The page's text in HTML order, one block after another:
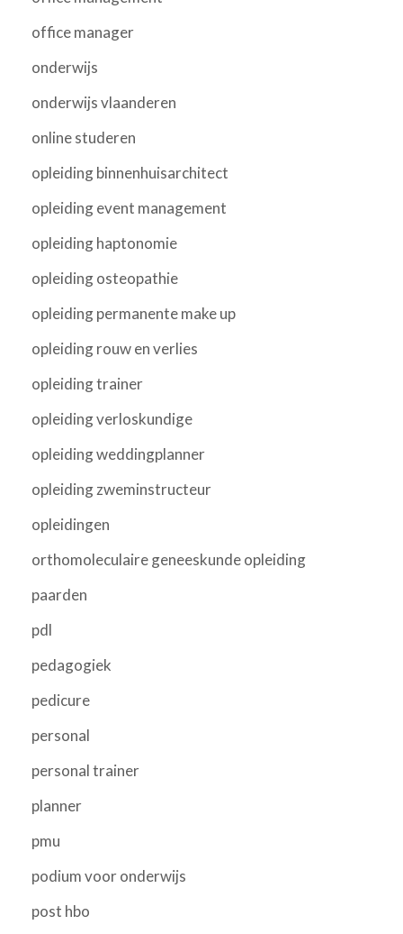
office manager
onderwijs
onderwijs vlaanderen
online studeren
opleiding binnenhuisarchitect
opleiding event management
opleiding haptonomie
opleiding osteopathie
opleiding permanente make up
opleiding rouw en verlies
opleiding trainer
opleiding verloskundige
opleiding weddingplanner
opleiding zweminstructeur
opleidingen
orthomoleculaire geneeskunde opleiding
paarden
pdl
pedagogiek
pedicure
personal
personal trainer
planner
pmu
podium voor onderwijs
post hbo